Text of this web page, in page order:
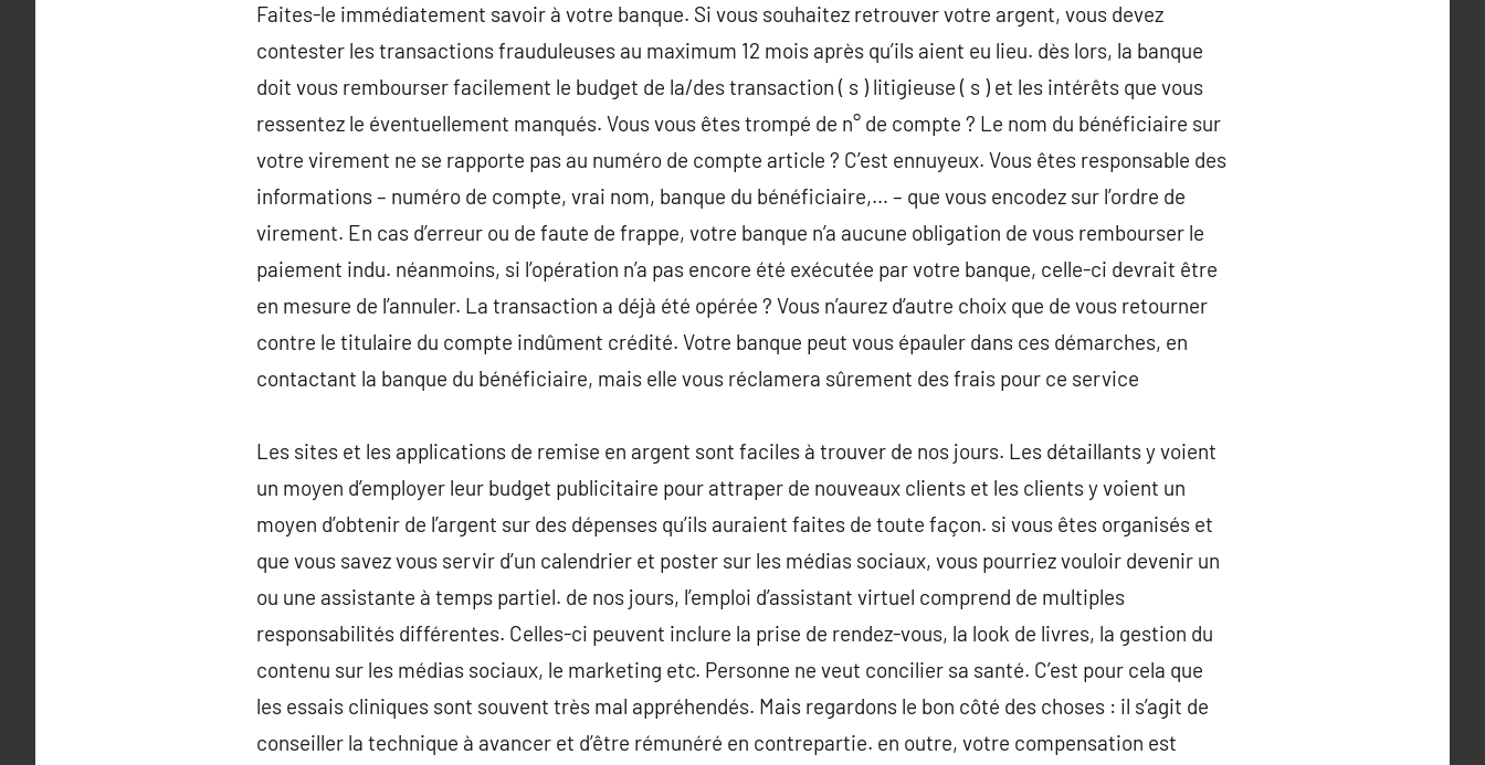
Faites-le immédiatement savoir à votre banque. Si vous souhaitez retrouver votre argent, vous devez
contester les transactions frauduleuses au maximum 12 mois après qu’ils aient eu lieu. dès lors, la banque
doit vous rembourser facilement le budget de la/des transaction ( s ) litigieuse ( s ) et les intérêts que vous
ressentez le éventuellement manqués. Vous vous êtes trompé de n° de compte ? Le nom du bénéficiaire sur
votre virement ne se rapporte pas au numéro de compte article ? C’est ennuyeux. Vous êtes responsable des
informations – numéro de compte, vrai nom, banque du bénéficiaire,… – que vous encodez sur l’ordre de
virement. En cas d’erreur ou de faute de frappe, votre banque n’a aucune obligation de vous rembourser le
paiement indu. néanmoins, si l’opération n’a pas encore été exécutée par votre banque, celle-ci devrait être
en mesure de l’annuler. La transaction a déjà été opérée ? Vous n’aurez d’autre choix que de vous retourner
contre le titulaire du compte indûment crédité. Votre banque peut vous épauler dans ces démarches, en
contactant la banque du bénéficiaire, mais elle vous réclamera sûrement des frais pour ce service
Les sites et les applications de remise en argent sont faciles à trouver de nos jours. Les détaillants y voient
un moyen d’employer leur budget publicitaire pour attraper de nouveaux clients et les clients y voient un
moyen d’obtenir de l’argent sur des dépenses qu’ils auraient faites de toute façon. si vous êtes organisés et
que vous savez vous servir d’un calendrier et poster sur les médias sociaux, vous pourriez vouloir devenir un
ou une assistante à temps partiel. de nos jours, l’emploi d’assistant virtuel comprend de multiples
responsabilités différentes. Celles-ci peuvent inclure la prise de rendez-vous, la look de livres, la gestion du
contenu sur les médias sociaux, le marketing etc. Personne ne veut concilier sa santé. C’est pour cela que
les essais cliniques sont souvent très mal appréhendés. Mais regardons le bon côté des choses : il s’agit de
conseiller la technique à avancer et d’être rémunéré en contrepartie. en outre, votre compensation est